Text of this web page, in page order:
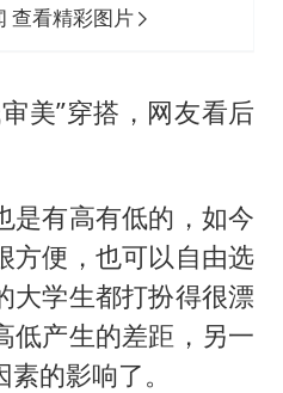
查看精彩图片
美”穿搭，网友看后
是有高有低的，如今
方便，也可以自由选
大学生都打扮得很漂
低产生的差距，另一
的影响了。